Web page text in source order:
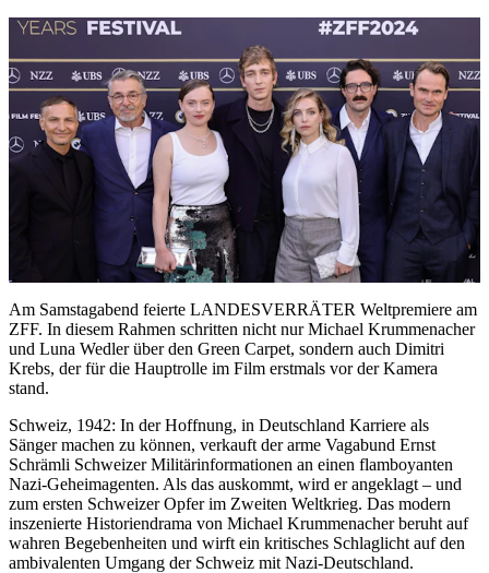
Am Samstagabend feierte LANDESVERRÄTER Weltpremiere am
ZFF. In diesem Rahmen schritten nicht nur Michael Krummenacher
und Luna Wedler über den Green Carpet, sondern auch Dimitri
Krebs, der für die Hauptrolle im Film erstmals vor der Kamera
stand.
Schweiz, 1942: In der Hoffnung, in Deutschland Karriere als
Sänger machen zu können, verkauft der arme Vagabund Ernst
Schrämli Schweizer Militärinformationen an einen flamboyanten
Nazi-Geheimagenten. Als das auskommt, wird er angeklagt – und
zum ersten Schweizer Opfer im Zweiten Weltkrieg. Das modern
inszenierte Historiendrama von Michael Krummenacher beruht auf
wahren Begebenheiten und wirft ein kritisches Schlaglicht auf den
ambivalenten Umgang der Schweiz mit Nazi-Deutschland.